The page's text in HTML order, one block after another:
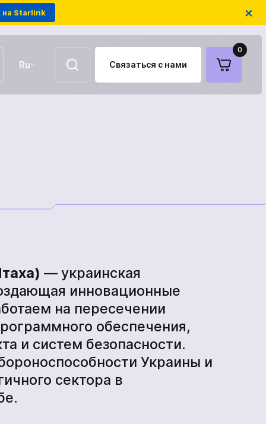
на Starlink ×
производства
БпАК
Ru
Связаться с нами
0
— украинская
инновационные
на пересечении
обеспечения,
и систем безопасности.
Украины и
сектора в